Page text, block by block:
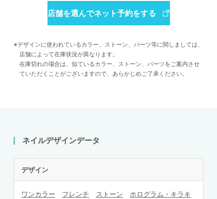
店舗を選んでネット予約をする
デザインに使われているカラー、ストーン、パーツ等に関しましては、
店舗によって在庫状況が異なります。
在庫切れの場合は、似ているカラー、ストーン、パーツをご案内させ
ていただくことがございますので、あらかじめご了承ください。
ネイルデザインデータ
デザイン
ワンカラー フレンチ ストーン
ホログラム・キラキ